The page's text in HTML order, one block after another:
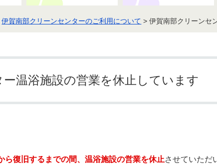
税 ごみ・リサイ
住宅 水道・下水道
子育てにかかる各種手
小中一貫教育・コミュ
地域福祉 高齢者福祉
保険・年金・医療助成 生活保護
防災・消防 子育て・教育
監査 記者会見
施設見学会 非核平和事業
市のプロフィール 市有財産売却・公
各種広告・協賛のご案内 事業系ごみ・廃
税金 建築開発等
伊賀南部クリーンセンターのご利用について > 伊賀南部クリーンセ
温浴施設の営業を休止しています
復旧するまでの間、 温浴施設の営業を休止させていただ